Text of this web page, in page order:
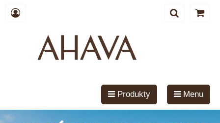
Produkty Menu